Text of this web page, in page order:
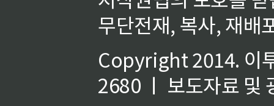
무단전재, 복사, 재배
Copyright 2014. 이
2680 ㅣ 보도자료